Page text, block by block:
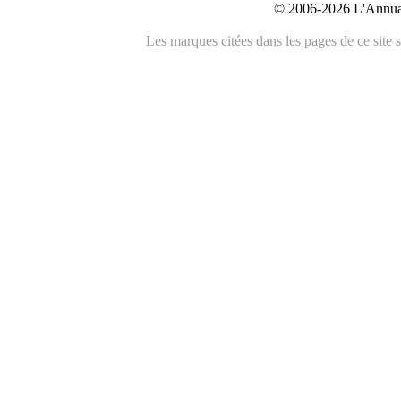
© 2006-2026
Les marques citées dans les pages de ce